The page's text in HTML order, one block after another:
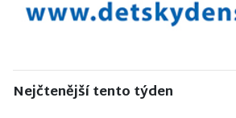
Nejčtenější tento týden